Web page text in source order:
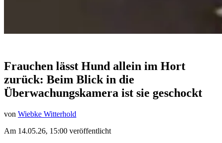
Frauchen lässt Hund allein im Hort
zurück: Beim Blick in die
Überwachungskamera ist sie geschockt
von Wiebke Witterhold
Am 14.05.26, 15:00 veröffentlicht